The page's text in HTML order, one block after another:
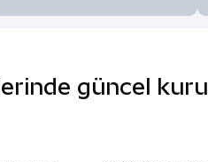
güncel kuru